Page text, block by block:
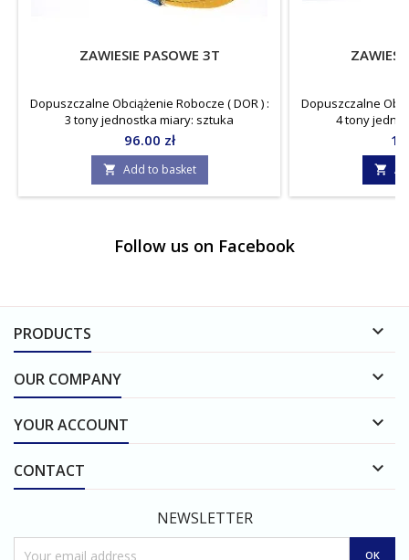
ZAWIESIE PASOWE 3T
Dopuszczalne Obciążenie Robocze ( DOR ) :
3 tony jednostka miary: sztuka
Price
96.00 zł
 Add to basket
Dopuszczalne
4 tony

Follow us on Facebook
PRODUCTS 
OUR COMPANY 
YOUR ACCOUNT 
CONTACT 
NEWSLETTER